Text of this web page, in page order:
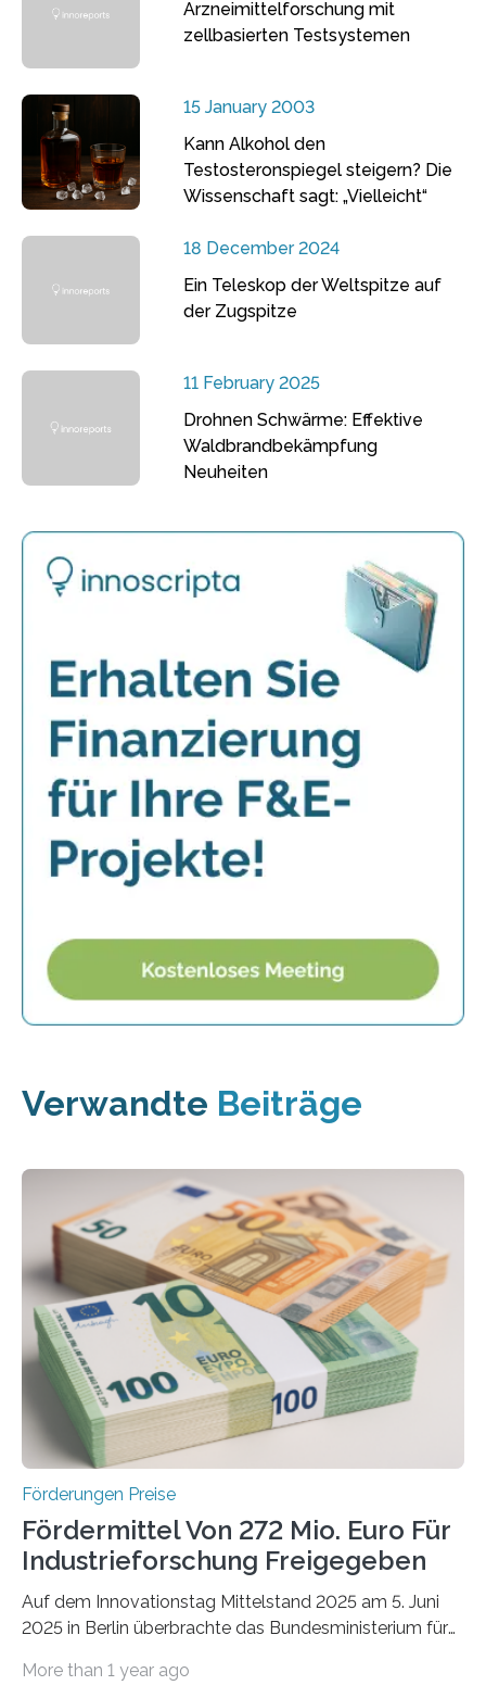
Arzneimittelforschung mit
zellbasierten Testsystemen
15 January 2003
Kann Alkohol den
Testosteronspiegel steigern? Die
Wissenschaft sagt: „Vielleicht“
18 December 2024
Ein Teleskop der Weltspitze auf
der Zugspitze
11 February 2025
Drohnen Schwärme: Effektive
Waldbrandbekämpfung
Neuheiten
Verwandte Beiträge
Förderungen Preise
Fördermittel Von 272 Mio. Euro Für
Industrieforschung Freigegeben
Auf dem Innovationstag Mittelstand 2025 am 5. Juni
2025 in Berlin überbrachte das Bundesministerium für
Überplanmäßige Verpflichtungsermächtigungen in
More than 1 year ago